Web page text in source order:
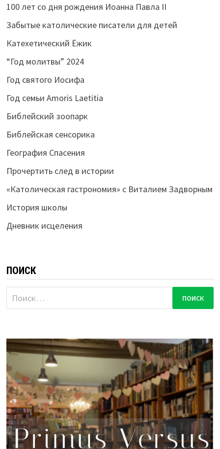
100 лет со дня рождения Иоанна Павла II
Забытые католические писатели для детей
Катехетический Ёжик
“Год молитвы” 2024
Год святого Иосифа
Год семьи Amoris Laetitia
Библейский зоопарк
Библейская сенсорика
География Спасения
Прочертить след в истории
«Католическая гастрономия» с Виталием Задворным
История школы
Дневник исцеления
ПОИСК
Найти: